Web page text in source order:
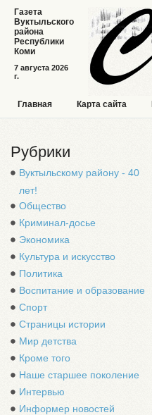
7 августа 2026
г.
Газета
Вуктыльского
района
Республики
Коми
Главная Карта сайта
Рубрики
Вуктыльскому району - 40
лет!
Общество
Криминал-досье
Экономика
Культура и искусство
Политика
Воспитание и образование
Спорт
Страницы истории
Мир детства
Кроме того
Наше старшее поколение
Интервью
Информер новостей